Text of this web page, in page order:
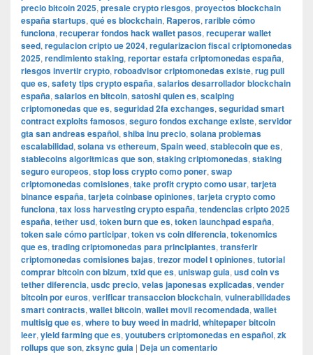
precio bitcoin 2025, presale crypto riesgos, proyectos blockchain
españa startups, qué es blockchain, Raperos, rarible cómo
funciona, recuperar fondos hack wallet pasos, recuperar wallet
seed, regulacion cripto ue 2024, regularizacion fiscal criptomonedas
2025, rendimiento staking, reportar estafa criptomonedas españa,
riesgos invertir crypto, roboadvisor criptomonedas existe, rug pull
que es, safety tips crypto españa, salarios desarrollador blockchain
españa, salarios en bitcoin, satoshi quien es, scalping
criptomonedas que es, seguridad 2fa exchanges, seguridad smart
contract exploits famosos, seguro fondos exchange existe, servidor
gta san andreas español, shiba inu precio, solana problemas
escalabilidad, solana vs ethereum, Spain weed, stablecoin que es,
stablecoins algoritmicas que son, staking criptomonedas, staking
seguro europeos, stop loss crypto como poner, swap
criptomonedas comisiones, take profit crypto como usar, tarjeta
binance españa, tarjeta coinbase opiniones, tarjeta crypto como
funciona, tax loss harvesting crypto españa, tendencias cripto 2025
españa, tether usd, token burn que es, token launchpad españa,
token sale cómo participar, token vs coin diferencia, tokenomics
que es, trading criptomonedas para principiantes, transferir
criptomonedas comisiones bajas, trezor model t opiniones, tutorial
comprar bitcoin con bizum, txid que es, uniswap guia, usd coin vs
tether diferencia, usdc precio, velas japonesas explicadas, vender
bitcoin por euros, verificar transaccion blockchain, vulnerabilidades
smart contracts, wallet bitcoin, wallet movil recomendada, wallet
multisig que es, where to buy weed in madrid, whitepaper bitcoin
leer, yield farming que es, youtubers criptomonedas en español, zk
rollups que son, zksync guia | Deja un comentario